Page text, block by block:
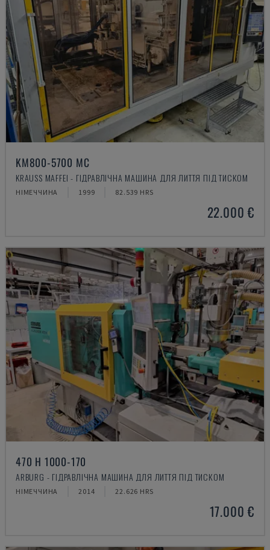
KM800-5700 MC
KRAUSS MAFFEI - ГІДРАВЛІЧНА МАШИНА ДЛЯ ЛИТТЯ ПІД ТИСКОМ
НІМЕЧЧИНА 1999 82.539 HRS
22.000 €
470 H 1000-170
ARBURG - ГІДРАВЛІЧНА МАШИНА ДЛЯ ЛИТТЯ ПІД ТИСКОМ
НІМЕЧЧИНА 2014 22.626 HRS
17.000 €